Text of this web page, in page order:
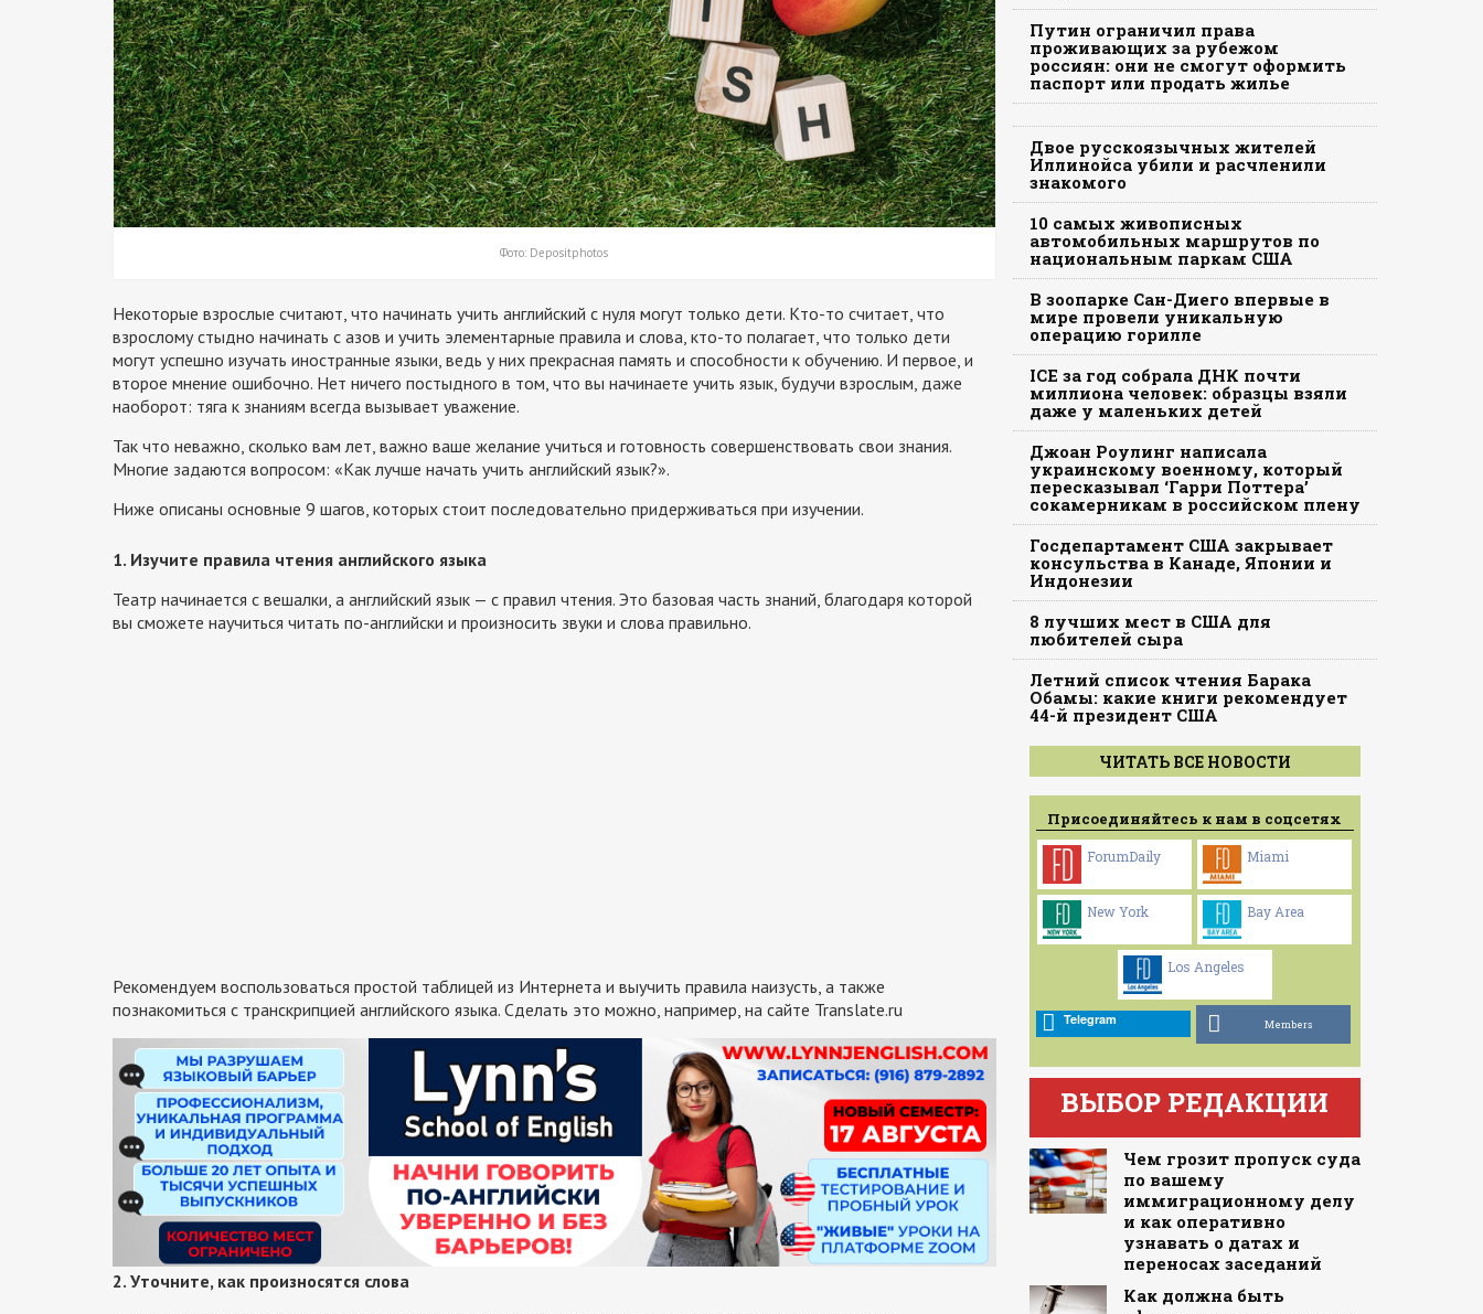
Фото: Depositphotos
Некоторые взрослые считают, что начинать учить английский с нуля могут только дети. Кто-то считает, что
взрослому стыдно начинать с азов и учить элементарные правила и слова, кто-то полагает, что только дети
могут успешно изучать иностранные языки, ведь у них прекрасная память и способности к обучению. И первое, и
второе мнение ошибочно. Нет ничего постыдного в том, что вы начинаете учить язык, будучи взрослым, даже
наоборот: тяга к знаниям всегда вызывает уважение.
Так что неважно, сколько вам лет, важно ваше желание учиться и готовность совершенствовать свои знания.
Многие задаются вопросом: «Как лучше начать учить английский язык?».
Ниже описаны основные 9 шагов, которых стоит последовательно придерживаться при изучении.
1. Изучите правила чтения английского языка
Театр начинается с вешалки, а английский язык — с правил чтения. Это базовая часть знаний, благодаря которой
вы сможете научиться читать по-английски и произносить звуки и слова правильно.
Рекомендуем воспользоваться простой таблицей из Интернета и выучить правила наизусть, а также
познакомиться с транскрипцией английского языка. Сделать это можно, например, на сайте Translate.ru
2. Уточните, как произносятся слова
Путин ограничил права
проживающих за рубежом
россиян: они не смогут оформить
паспорт или продать жилье
Двое русскоязычных жителей
Иллинойса убили и расчленили
знакомого
10 самых живописных
автомобильных маршрутов по
национальным паркам США
В зоопарке Сан-Диего впервые в
мире провели уникальную
операцию горилле
ICE за год собрала ДНК почти
миллиона человек: образцы взяли
даже у маленьких детей
Джоан Роулинг написала
украинскому военному, который
пересказывал ‘Гарри Поттера’
сокамерникам в российском плену
Госдепартамент США закрывает
консульства в Канаде, Японии и
Индонезии
8 лучших мест в США для
любителей сыра
Летний список чтения Барака
Обамы: какие книги рекомендует
44-й президент США
ЧИТАТЬ ВСЕ НОВОСТИ
Присоединяйтесь к нам в соцсетях
ForumDaily Miami
New York Bay Area
Los Angeles
Telegram Members
ВЫБОР РЕДАКЦИИ
Чем грозит пропуск суда
по вашему
иммиграционному делу
и как оперативно
узнавать о датах и
переносах заседаний
Как должна быть